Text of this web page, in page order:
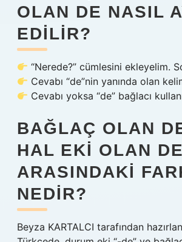
OLAN DE NASIL
EDILIR?
“Nerede?” cümlesini ekleyelim.
Cevabı “de”nin yanında olan
Cevabı yoksa “de” bağlacı
BAĞLAÇ OLAN
HAL EKI OLAN DE
ARASINDAKI
NEDIR?
Beyza KARTALCI tarafından